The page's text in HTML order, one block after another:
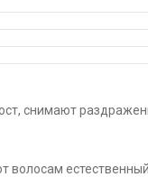
снимают